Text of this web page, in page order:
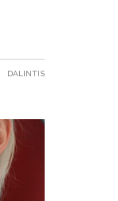
DALINTIS